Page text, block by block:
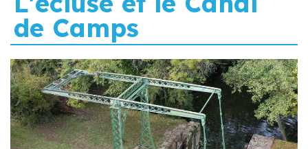
de Camps